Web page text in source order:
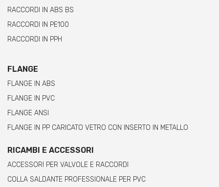
RACCORDI IN ABS BS
RACCORDI IN PE100
RACCORDI IN PPH
FLANGE
FLANGE IN ABS
FLANGE IN PVC
FLANGE ANSI
FLANGE IN PP CARICATO VETRO CON INSERTO IN METALLO
RICAMBI E ACCESSORI
ACCESSORI PER VALVOLE E RACCORDI
COLLA SALDANTE PROFESSIONALE PER PVC